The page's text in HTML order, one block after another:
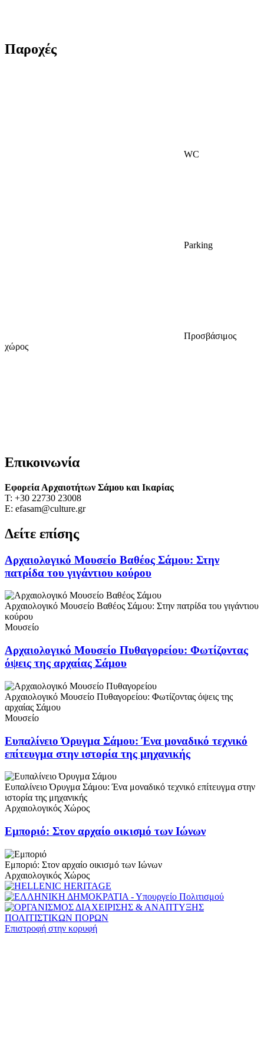
Παροχές
WC
Parking
Προσβάσιμος
χώρος
Επικοινωνία
Εφορεία Αρχαιοτήτων Σάμου και Ικαρίας
Τ: +30 22730 23008
Ε: efasam@culture.gr
Δείτε επίσης
Αρχαιολογικό Μουσείο Βαθέος Σάμου: Στην
πατρίδα του γιγάντιου κούρου
Αρχαιολογικό Μουσείο Βαθέος Σάμου: Στην πατρίδα του γιγάντιου
κούρου
Μουσείο
Αρχαιολογικό Μουσείο Πυθαγορείου: Φωτίζοντας
όψεις της αρχαίας Σάμου
Αρχαιολογικό Μουσείο Πυθαγορείου: Φωτίζοντας όψεις της
αρχαίας Σάμου
Μουσείο
Ευπαλίνειο Όρυγμα Σάμου: Ένα μοναδικό τεχνικό
επίτευγμα στην ιστορία της μηχανικής
Ευπαλίνειο Όρυγμα Σάμου: Ένα μοναδικό τεχνικό επίτευγμα στην
ιστορία της μηχανικής
Αρχαιολογικός Χώρος
Εμποριό: Στον αρχαίο οικισμό των Ιώνων
Εμποριό: Στον αρχαίο οικισμό των Ιώνων
Αρχαιολογικός Χώρος
Επιστροφή στην κορυφή